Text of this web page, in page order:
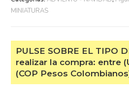
PESEBRES MINIATURAS
PULSE SOBRE EL TIPO
para realizar la compra:
Dolares), (COP Pesos
(EUR Euros)